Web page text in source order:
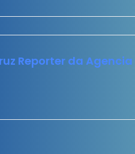
Reporter da Agencia